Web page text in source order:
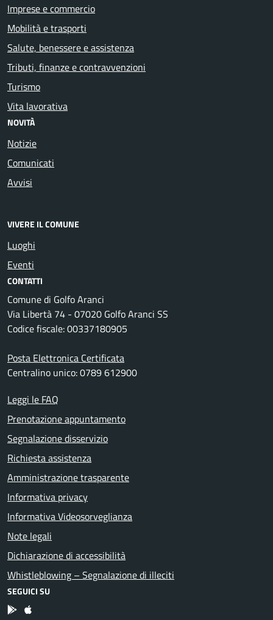
Imprese e commercio
Mobilità e trasporti
Salute, benessere e assistenza
Tributi, finanze e contravvenzioni
Turismo
Vita lavorativa
NOVITÀ
Notizie
Comunicati
Avvisi
VIVERE IL COMUNE
Luoghi
Eventi
CONTATTI
Comune di Golfo Aranci
Via Libertà 74 - 07020 Golfo Aranci SS
Codice fiscale: 00337180905
Posta Elettronica Certificata
Centralino unico: 0789 612900
Leggi le FAQ
Prenotazione appuntamento
Segnalazione disservizio
Richiesta assistenza
Amministrazione trasparente
Informativa privacy
Informativa Videosorveglianza
Note legali
Dichiarazione di accessibilità
Whistleblowing – Segnalazione di illeciti
SEGUICI SU
App Android
App IOS